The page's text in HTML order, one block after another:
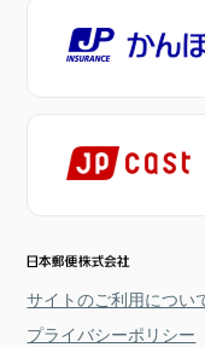
サイトのご利用につい
プライバシーポリシー